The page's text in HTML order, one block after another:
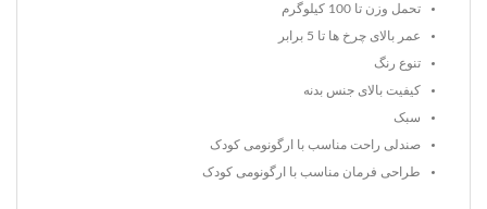
تحمل وزن تا 100 کیلوگرم
عمر بالای چرخ ها تا 5 برابر
تنوع رنگ
کیفیت بالای جنس بدنه
سبک
صندلی راحت مناسب با ارگونومی کودک
طراحی فرمان مناسب با ارگونومی کودک